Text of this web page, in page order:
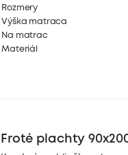
Rozmery
Výška matraca
Na matrac
Materiál
Froté plachty